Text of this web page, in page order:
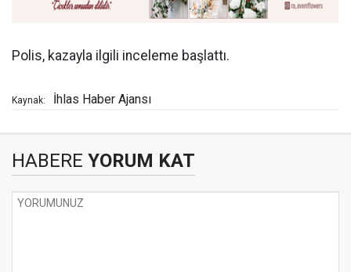
Polis, kazayla ilgili inceleme başlattı.
Kaynak: İhlas Haber Ajansı
HABERE YORUM KAT